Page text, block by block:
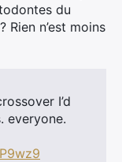
du
n’est moins
I’d
everyone.